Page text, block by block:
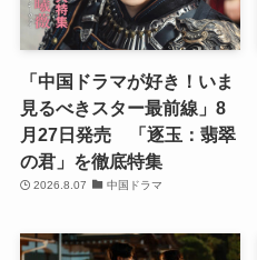
「中国ドラマが好き！いま
見るべきスター最前線」8
月27日発売 「逐玉：翡翠
の君」を徹底特集
2026.8.07 中国ドラマ